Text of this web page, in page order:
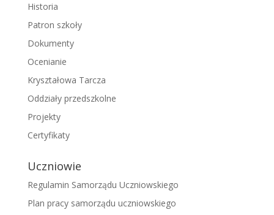
Historia
Patron szkoły
Dokumenty
Ocenianie
Kryształowa Tarcza
Oddziały przedszkolne
Projekty
Certyfikaty
Uczniowie
Regulamin Samorządu Uczniowskiego
Plan pracy samorządu uczniowskiego